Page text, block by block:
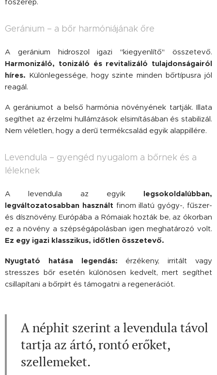
Geránium – a bőr harmóniájának őre
A geránium hidroszol igazi "kiegyenlítő" összetevő.
Harmonizáló, tonizáló és revitalizáló tulajdonságairól
híres. Különlegessége, hogy szinte minden bőrtípusra jól
reagál.
A gerániumot a belső harmónia növényének tartják. Illata
segíthet az érzelmi hullámzások elsimításában és stabilizál.
Nem véletlen, hogy a derű termékcsalád egyik alappillére.
Levendula – gyengéd nyugalom a bőrnek és a
léleknek
A levendula az egyik legsokoldalúbban,
legváltozatosabban használtfinom illatú gyógy-, fűszer-
és dísznövény. Európába a Rómaiak hozták be, az ókorban
ez a növény a szépségápolásban igen meghatározó volt.
Ez egy igazi klasszikus, időtlen összetevő.
Nyugtató hatása legendás: érzékeny, irritált vagy
stresszes bőr esetén különösen kedvelt, mert segíthet
csillapítani a bőrpírt és támogatni a regenerációt.
A néphit szerint a levendula távol
tartja az ártó, rontó erőket,
szellemeket.